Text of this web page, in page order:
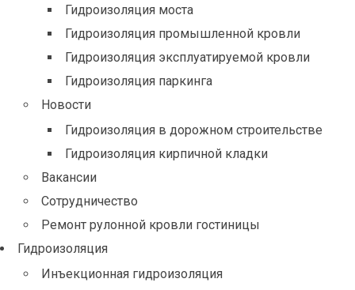
Гидроизоляция моста
Гидроизоляция промышленной кровли
Гидроизоляция эксплуатируемой кровли
Гидроизоляция паркинга
Новости
Гидроизоляция в дорожном строительстве
Гидроизоляция кирпичной кладки
Вакансии
Сотрудничество
Ремонт рулонной кровли гостиницы
Гидроизоляция
Инъекционная гидроизоляция